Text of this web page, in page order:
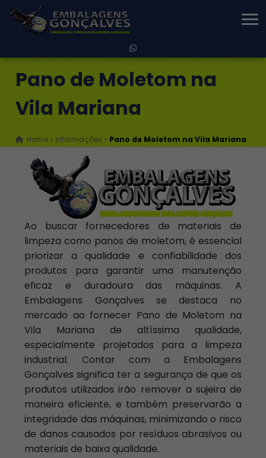
Pano de Moletom na
Vila Mariana
Home » Informações » Pano de Moletom na Vila Mariana
Ao buscar fornecedores de materiais de
limpeza como panos de moletom, é essencial
priorizar a qualidade e confiabilidade dos
produtos para garantir uma manutenção
eficaz e duradoura das máquinas. A
Embalagens Gonçalves se destaca no
mercado ao fornecer Pano de Moletom na
Vila Mariana de altíssima qualidade,
especialmente projetados para a limpeza
industrial. Contar com a Embalagens
Gonçalves significa ter a segurança de que os
produtos utilizados irão remover a sujeira de
maneira eficiente, e também preservarão a
integridade das máquinas, minimizando o risco
de danos causados por resíduos abrasivos ou
materiais de baixa qualidade.